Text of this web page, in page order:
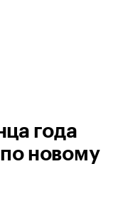
года
новому